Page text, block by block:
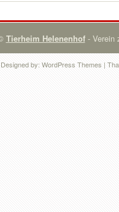
Tierheim Helenenhof- Verein
by: WordPress Themes |